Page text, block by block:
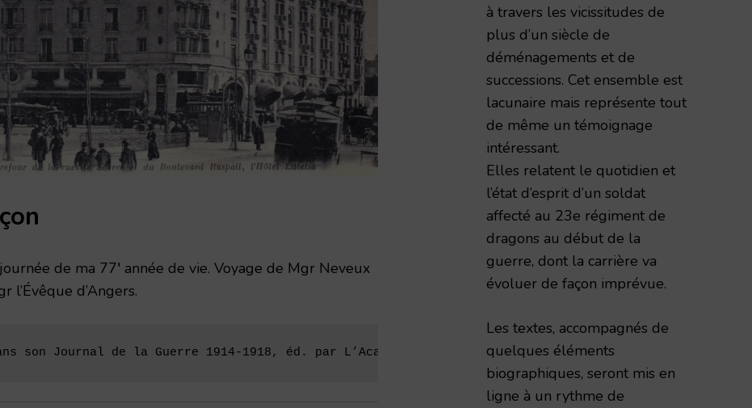
de ma 77′ année de vie. Voyage de Mgr Neveux
l’Évêque d’Angers.
son Journal de la Guerre 1914-1918, éd. par L’Académie Nationale de Reims – 1998 – TAR volume 173
à travers les vicissitudes de
plus d’un siècle de
déménagements et de
successions. Cet ensemble est
lacunaire mais représente tout
de même un témoignage
intéressant.
Elles relatent le quotidien et
l’état d’esprit d’un soldat
affecté au 23e régiment de
dragons au début de la
guerre, dont la carrière va
évoluer de façon imprévue.
Les textes, accompagnés de
quelques éléments
biographiques, seront mis en
ligne à un rythme de